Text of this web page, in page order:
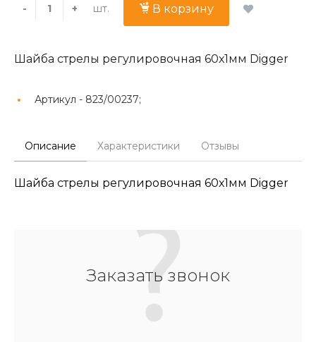
- + шт. В корзину
Шайба стрелы регулировочная 60х1мм Digger
Артикул - 823/00237;
Описание Характеристики Отзывы
Шайба стрелы регулировочная 60х1мм Digger
Заказать звонок